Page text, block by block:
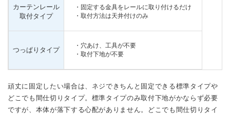
カーテンレール
取付タイプ
・固定する金具をレールに取り付けるだけ
・取付方法は天井付けのみ
つっぱりタイプ
・穴あけ、工具が不要
・取付下地が不要
頑丈に固定したい場合は、ネジできちんと固定できる標準タイプや
どこでも間仕切りタイプ。標準タイプのみ取付下地がかならず必要
ですが、本体が落下する心配がありません。どこでも間仕切りタイ